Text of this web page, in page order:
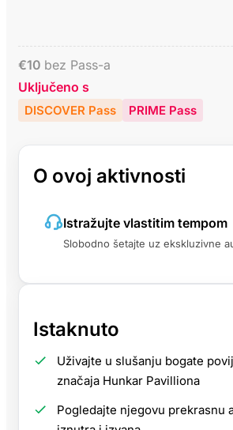
€10 bez Pass-a
Uključeno s
DISCOVER Pass PRIME Pass
O ovoj aktivnosti
Istražujte vlastitim tempom
Slobodno šetajte uz ekskluzivne
Istaknuto
Uživajte u slušanju bogate
značaja Hunkar Pavilliona
Pogledajte njegovu prekrasnu